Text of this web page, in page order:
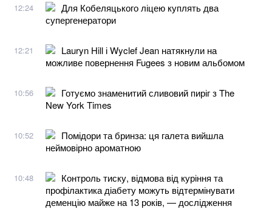
12:24
Для Кобеляцького ліцею куплять два
супергенератори
12:21
Lauryn Hill і Wyclef Jean натякнули на
можливе повернення Fugees з новим альбомом
10:56
Готуємо знаменитий сливовий пиріг з The
New York Times
10:52
Помідори та бринза: ця галета вийшла
неймовірно ароматною
10:48
Контроль тиску, відмова від куріння та
профілактика діабету можуть відтермінувати
деменцію майже на 13 років, — дослідження